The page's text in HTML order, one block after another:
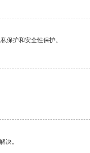
保护和安全性保护。
决。